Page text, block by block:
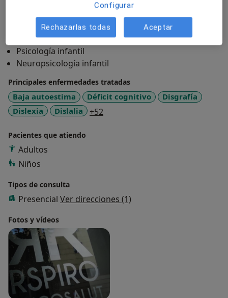
Psicoterapia de adolescentes
Especialista en:
Psicología infantil
Neuropsicología infantil
Principales enfermedades tratadas
Baja autoestima Déficit cognitivo
Disgrafía
Dislexia
Dislalia +52
Pacientes que atiendo
Adultos
Niños
Tipos de consulta
Presencial Ver direcciones (1)
Fotos y vídeos
Configurar
Rechazarlas todas Aceptar